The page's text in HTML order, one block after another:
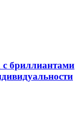
бриллиантами